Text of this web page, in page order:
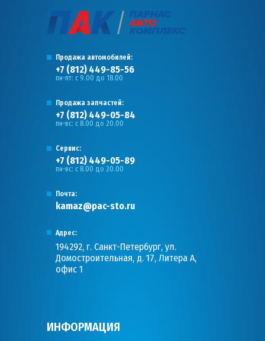
Продажа автомобилей:
+7 (812) 449-85-56
пн-пт: с 9.00 до 18.00
Продажа запчастей:
+7 (812) 449-05-84
пн-вс: с 8.00 до 20.00
Сервис:
+7 (812) 449-05-89
пн-вс: с 8.00 до 20.00
Почта:
kamaz@pac-sto.ru
Адрес:
194292, г. Санкт-Петербург, ул.
Домостроительная, д. 17, Литера А,
офис 1
ИНФОРМАЦИЯ